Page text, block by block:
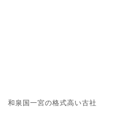
和泉国一宮の格式高い古社